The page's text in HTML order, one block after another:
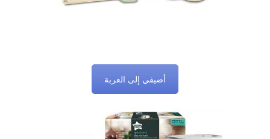
أضيفي إلى العربة